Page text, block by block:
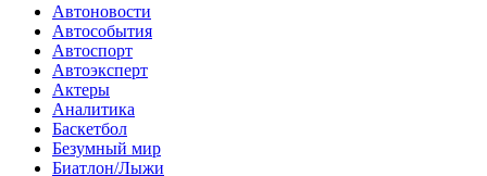
Автоновости
Автособытия
Автоспорт
Автоэксперт
Актеры
Аналитика
Баскетбол
Безумный мир
Биатлон/Лыжи